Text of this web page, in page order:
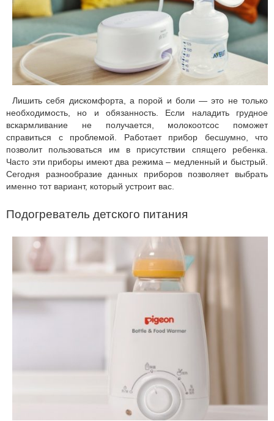
Лишить себя дискомфорта, а порой и боли — это не только
необходимость, но и обязанность. Если наладить грудное
вскармливание не получается, молокоотсос поможет
справиться с проблемой. Работает прибор бесшумно, что
позволит пользоваться им в присутствии спящего ребенка.
Часто эти приборы имеют два режима – медленный и быстрый.
Сегодня разнообразие данных приборов позволяет выбрать
именно тот вариант, который устроит вас.
Подогреватель детского питания